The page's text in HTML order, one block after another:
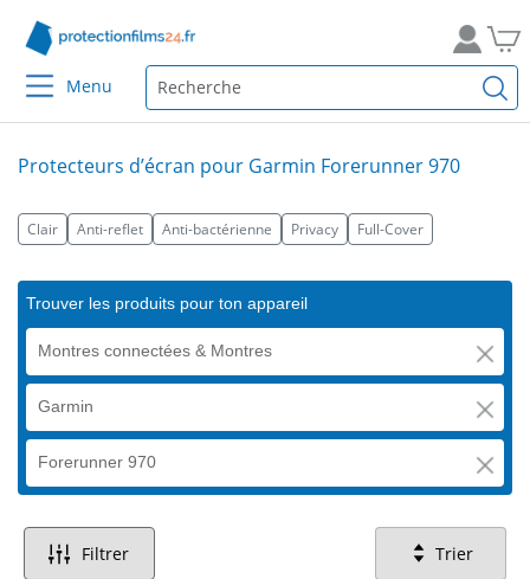
Menu
Protecteurs d’écran pour Garmin Forerunner 970
Clair Anti-reflet Anti-bactérienne Privacy Full-Cover
Trouver les produits pour ton appareil
Montres connectées & Montres
Garmin
Forerunner 970
Filtrer Trier